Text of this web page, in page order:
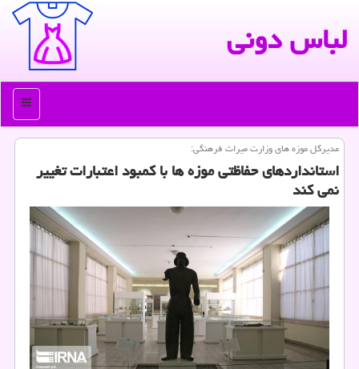
لباس دونی
منو
مدیركل موزه های وزارت میراث فرهنگی:
استانداردهای حفاظتی موزه ها با كمبود اعتبارات تغییر
نمی كند